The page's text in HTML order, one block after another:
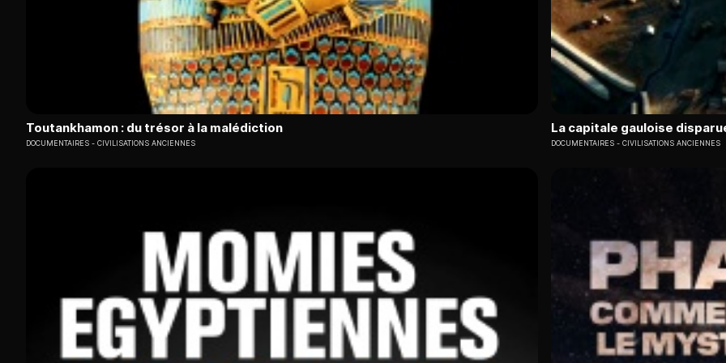
Toutankhamon : du trésor à la malédiction
DOCUMENTAIRES CIVILISATIONS ANCIENNES
La capitale gauloise
DOCUMENTAIRES CIVILISATIONS ANCIENNES